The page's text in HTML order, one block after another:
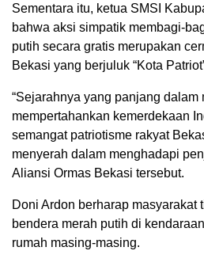
Sementara itu, ketua SMSI
bahwa aksi simpatik membagi-
putih secara gratis merupakan
Bekasi yang berjuluk “Kota
“Sejarahnya yang panjang dalam
mempertahankan kemerdekaan
semangat patriotisme rakyat
menyerah dalam menghadapi
Aliansi Ormas Bekasi tersebut.
Doni Ardon berharap masyarakat
bendera merah putih di
rumah masing-masing.